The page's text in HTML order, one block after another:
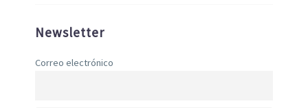
Newsletter
Correo electrónico